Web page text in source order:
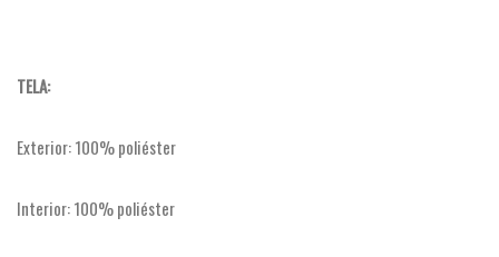
TELA:
Exterior: 100% poliéster
Interior: 100% poliéster